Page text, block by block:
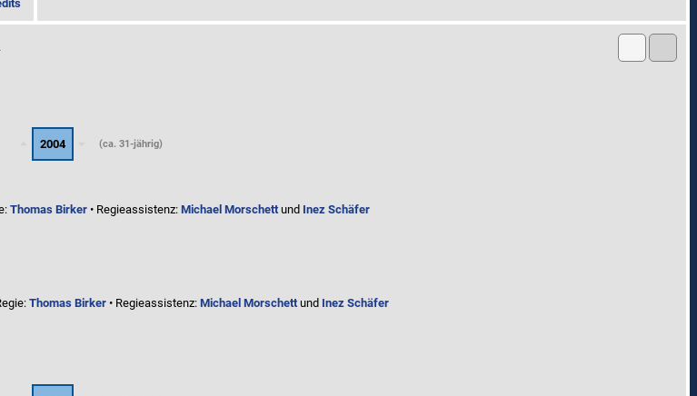
2004 (ca. 31-jährig)
Thomas Birker • Regieassistenz: Michael Morschettund Inez Schäfer
Thomas Birker • Regieassistenz: Michael Morschettund Inez Schäfer